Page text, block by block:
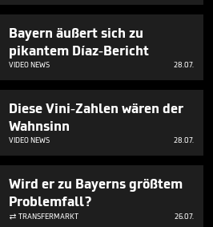
Bayern äußert sich zu
pikantem Díaz-Bericht
VIDEO NEWS 28.07.
Diese Vini-Zahlen wären der
Wahnsinn
VIDEO NEWS 28.07.
Wird er zu Bayerns größtem
Problemfall?
 TRANSFERMARKT 26.07.